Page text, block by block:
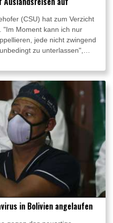
(CSU) hat zum Verzicht
"Im Moment kann ich nur
jede nicht zwingend
zu unterlassen",
Allgemeinen"
in dieser schwierigen Zeit
hinzu. "Jetzt ohne wirklich
zu reisen, das muss
töricht."
in Bolivien angelaufen